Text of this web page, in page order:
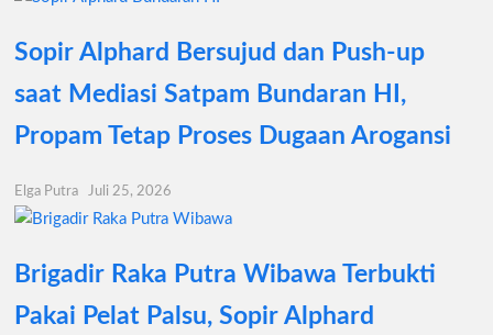
Sopir Alphard Bersujud dan Push-up
saat Mediasi Satpam Bundaran HI,
Propam Tetap Proses Dugaan Arogansi
Elga Putra Juli 25, 2026
Brigadir Raka Putra Wibawa Terbukti
Pakai Pelat Palsu, Sopir Alphard